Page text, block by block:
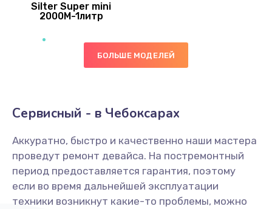
Silter Super mini
2000M-1литр
БОЛЬШЕ МОДЕЛЕЙ
Сервисный - в Чебоксарах
Аккуратно, быстро и качественно наши мастера
проведут ремонт девайса. На постремонтный
период предоставляется гарантия, поэтому
если во время дальнейшей эксплуатации
техники возникнут какие-то проблемы, можно